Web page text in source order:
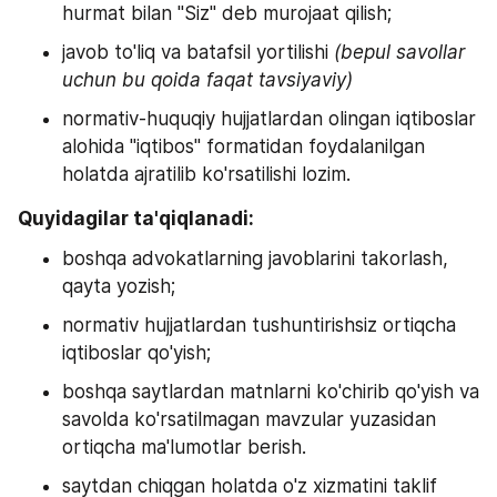
hurmat bilan "Siz" deb murojaat qilish;
javob to'liq va batafsil yortilishi (bepul savollar
uchun bu qoida faqat tavsiyaviy)
normativ-huquqiy hujjatlardan olingan iqtiboslar
alohida "iqtibos" formatidan foydalanilgan
holatda ajratilib ko'rsatilishi lozim.
Quyidagilar ta'qiqlanadi:
boshqa advokatlarning javoblarini takorlash,
qayta yozish;
normativ hujjatlardan tushuntirishsiz ortiqcha
iqtiboslar qo'yish;
boshqa saytlardan matnlarni ko'chirib qo'yish va
savolda ko'rsatilmagan mavzular yuzasidan
ortiqcha ma'lumotlar berish.
saytdan chiqgan holatda o'z xizmatini taklif